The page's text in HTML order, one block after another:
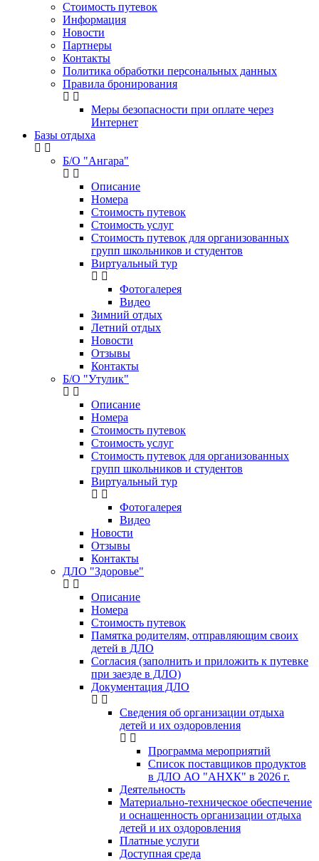
Стоимость путевок
Информация
Новости
Партнеры
Контакты
Политика обработки персональных данных
Правила бронирования
Меры безопасности при оплате через
Интернет
Базы отдыха
Б/О "Ангара"
Описание
Номера
Стоимость путевок
Стоимость услуг
Стоимость путевок для организованных
групп школьников и студентов
Виртуальный тур
Фотогалерея
Видео
Зимний отдых
Летний отдых
Новости
Отзывы
Контакты
Б/О "Утулик"
Описание
Номера
Стоимость путевок
Стоимость услуг
Стоимость путевок для организованных
групп школьников и студентов
Виртуальный тур
Фотогалерея
Видео
Новости
Отзывы
Контакты
ДЛО "Здоровье"
Описание
Номера
Стоимость путевок
Памятка родителям, отправляющим своих
детей в ДЛО
Согласия (заполнить и приложить к путевке
при заезде в ДЛО)
Документация ДЛО
Сведения об организации отдыха
детей и их оздоровления
Программа мероприятий
Список поставщиков продуктов
в ДЛО АО "АНХК" в 2026 г.
Деятельность
Материально-техническое обеспечение
и оснащенность организации отдыха
детей и их оздоровления
Платные услуги
Доступная среда